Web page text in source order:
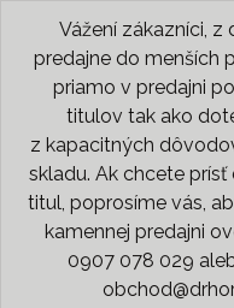
Vážení zákazníci,
predajne do menších
priamo v predajni
titulov tak ako
z kapacitných
skladu. Ak chcete
titul, poprosíme vás,
kamennej predajni
0907 078 029